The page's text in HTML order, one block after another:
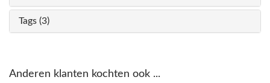
Tags (3)
Anderen klanten kochten ook ...